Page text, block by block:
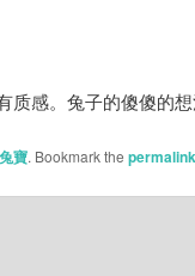
质感。兔子的傻傻的
寶. Bookmark the permalink